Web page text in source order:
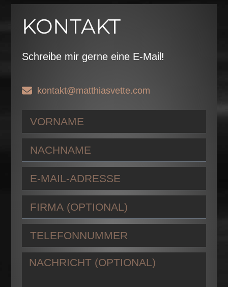
KONTAKT
Schreibe mir gerne eine E-Mail!
kontakt@matthiasvette.com